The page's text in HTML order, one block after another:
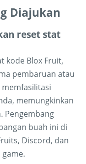
Diajukan
reset stat
kode Blox Fruit,
pembaruan atau
memfasilitasi
memungkinkan
Pengembang
buah ini di
Discord, dan